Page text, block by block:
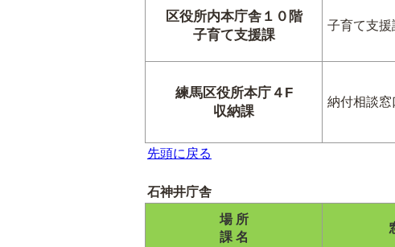
区役所内本庁舎１０階
子育て支援課
子育て支援
練馬区役所本庁４F
収納課
納付相談窓
先頭に戻る
石神井庁舎
場 所
課 名